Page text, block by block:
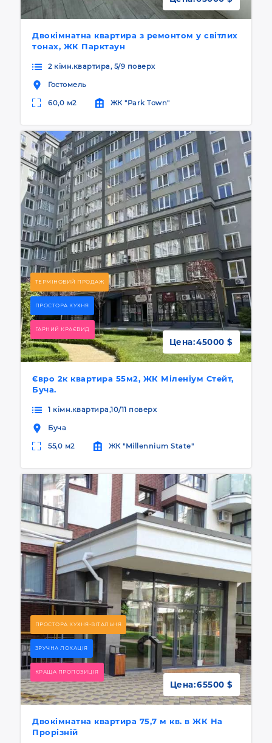
Двокімнатна квартира з ремонтом у світлих
тонах, ЖК Парктаун
2 кімн.квартира, 5/9 поверх
Гостомель
60,0 м2 ЖК "Park Town"
ТЕРМІНОВИЙ ПРОДАЖ
ПРОСТОРА КУХНЯ
ГАРНИЙ КРАЄВИД
Євро 2к квартира 55м2, ЖК Міленіум Стейт,
Буча.
Цена:45000 $
1 кімн.квартира,10/11 поверх
Буча
55,0 м2 ЖК "Millennium State"
ПРОСТОРА КУХНЯ-ВІТАЛЬНЯ
ЗРУЧНА ЛОКАЦІЯ
КРАЩА ПРОПОЗИЦІЯ
Двокімнатна квартира 75,7 м кв. в ЖК На
Прорізній
Цена:65500 $